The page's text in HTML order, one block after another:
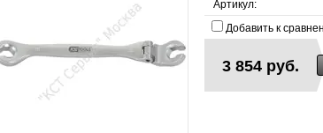
Артикул:
Добавить к
3 854 руб.